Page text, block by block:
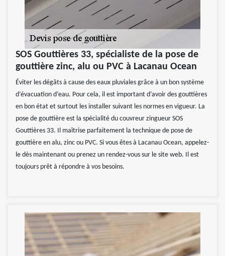
SOS Gouttières 33, spécialiste de la pose de
gouttière zinc, alu ou PVC à Lacanau Ocean
Éviter les dégâts à cause des eaux pluviales grâce à un bon système
d’évacuation d’eau. Pour cela, il est important d’avoir des gouttières
en bon état et surtout les installer suivant les normes en vigueur. La
pose de gouttière est la spécialité du couvreur zingueur SOS
Gouttières 33. Il maîtrise parfaitement la technique de pose de
gouttière en alu, zinc ou PVC. Si vous êtes à Lacanau Ocean, appelez-
le dès maintenant ou prenez un rendez-vous sur le site web. Il est
toujours prêt à répondre à vos besoins.